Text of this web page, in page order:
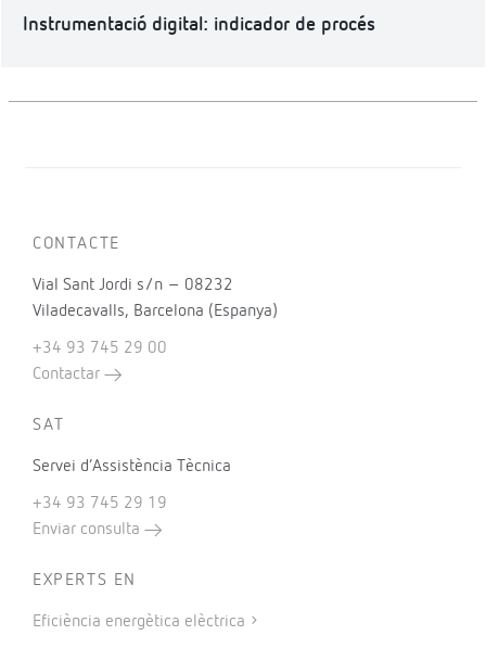
Instrumentació digital: indicador de procés
CONTACTE
Vial Sant Jordi s/n – 08232
Viladecavalls, Barcelona (Espanya)
+34 93 745 29 00
Contactar
SAT
Servei d’Assistència Tècnica
+34 93 745 29 19
Enviar consulta
EXPERTS EN
Eficiència energètica elèctrica